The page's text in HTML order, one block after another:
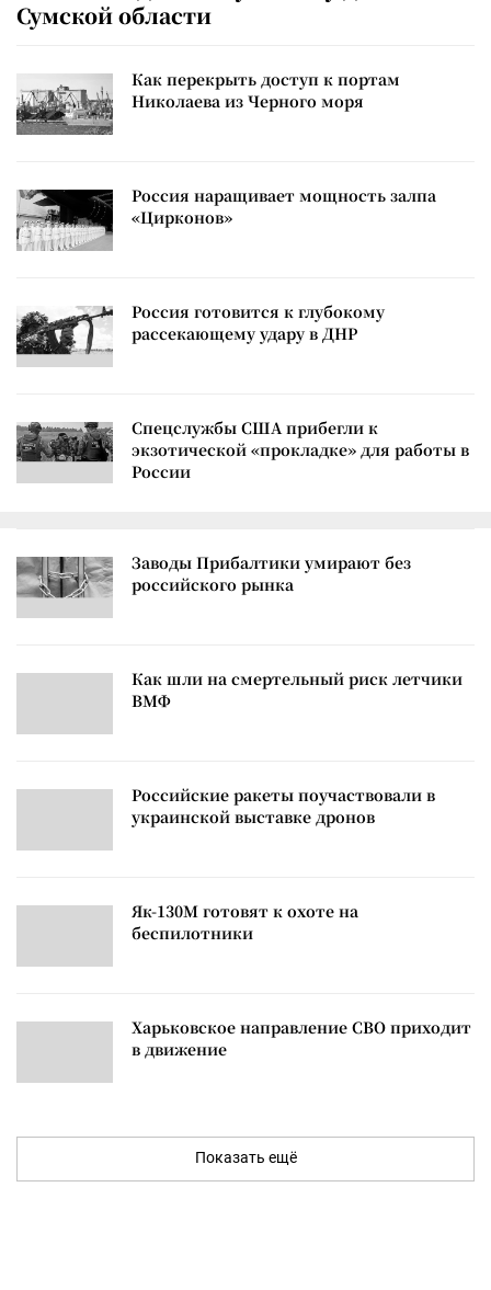
Сумской области
Как перекрыть доступ к портам
Николаева из Черного моря
Россия наращивает мощность залпа
«Цирконов»
Россия готовится к глубокому
рассекающему удару в ДНР
Спецслужбы США прибегли к
экзотической «прокладке» для работы в
России
Заводы Прибалтики умирают без
российского рынка
Как шли на смертельный риск летчики
ВМФ
Российские ракеты поучаствовали в
украинской выставке дронов
Як-130М готовят к охоте на
беспилотники
Харьковское направление СВО приходит
в движение
Показать ещё